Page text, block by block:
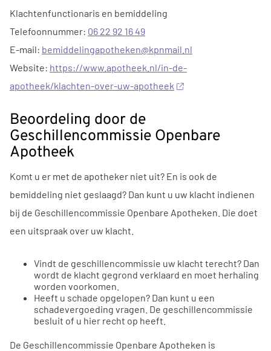
Klachtenfunctionaris en bemiddeling
Telefoonnummer: 06 22 92 16 49
E-mail: bemiddelingapotheken@kpnmail.nl
Website: https://www.apotheek.nl/in-de-
apotheek/klachten-over-uw-apotheek
Beoordeling door de
Geschillencommissie Openbare
Apotheek
Komt u er met de apotheker niet uit? En is ook de
bemiddeling niet geslaagd? Dan kunt u uw klacht indienen
bij de Geschillencommissie Openbare Apotheken. Die doet
een uitspraak over uw klacht.
Vindt de geschillencommissie uw klacht terecht? Dan
wordt de klacht gegrond verklaard en moet herhaling
worden voorkomen.
Heeft u schade opgelopen? Dan kunt u een
schadevergoeding vragen. De geschillencommissie
besluit of u hier recht op heeft.
De Geschillencommissie Openbare Apotheken is